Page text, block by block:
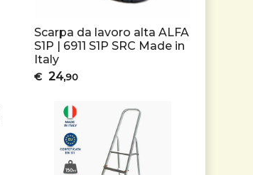
Scarpa da lavoro alta ALFA
S1P | 6911 S1P SRC Made in
Italy
€ 24,90